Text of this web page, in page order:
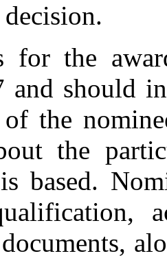
for the
and should
the
the
based.